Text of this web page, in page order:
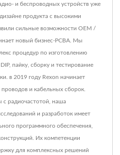
и беспроводных устройств уже
продукта с высокими
сильные возможности OEM /
новый бизнес-PCBA. Мы
процедур по изготовлению
пайку, сборку и тестирование
в 2019 году Rexon начинает
и кабельных сборок.
радиочастотой, наша
и разработок имеет
программного обеспечения,
Их компетенции
для комплексных решений